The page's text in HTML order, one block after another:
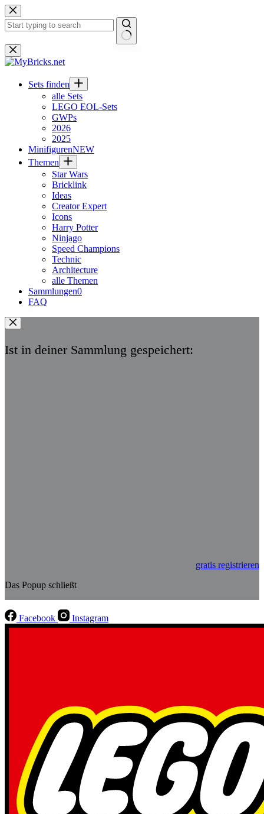
Zum
Inhalt
springen
Keine
Ergebnisse
Sets finden
alle Sets
LEGO EOL-Sets
GWPs
2026
2025
MinifigurenNEW
Themen
Star Wars
Bricklink
Ideas
Creator Expert
Icons
Harry Potter
Ninjago
Speed Champions
Technic
Architecture
alle Themen
Sammlungen0
FAQ
Ist in deiner Sammlung gespeichert:
gratis registrieren
Das Popup schließt
Facebook Instagram